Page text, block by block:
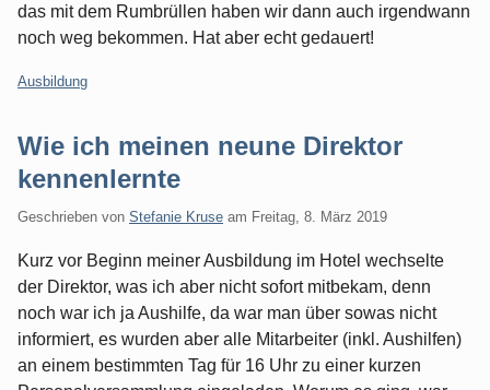
das mit dem Rumbrüllen haben wir dann auch irgendwann
noch weg bekommen. Hat aber echt gedauert!
Kategorien:
Ausbildung
Wie ich meinen neune Direktor
kennenlernte
Geschrieben von Stefanie Kruse am Freitag, 8. März 2019
Kurz vor Beginn meiner Ausbildung im Hotel wechselte
der Direktor, was ich aber nicht sofort mitbekam, denn
noch war ich ja Aushilfe, da war man über sowas nicht
informiert, es wurden aber alle Mitarbeiter (inkl. Aushilfen)
an einem bestimmten Tag für 16 Uhr zu einer kurzen